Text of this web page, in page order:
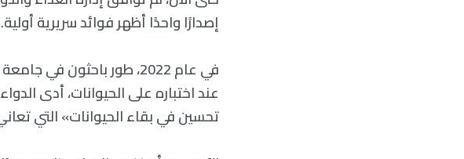
إصدارًا واحدًا أظهر فوائد سريرية أولية.
عند اختباره على الحيوانات، أدى
تحسين في بقاء الحيوانات» التي